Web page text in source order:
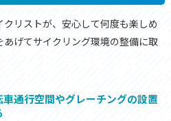
リストが、安心して何度も楽しめ
げてサイクリング環境の整備に取
通行空間やグレーチングの設置